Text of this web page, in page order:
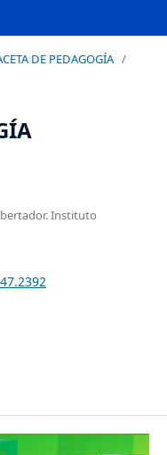
DE PEDAGOGÍA /
Instituto